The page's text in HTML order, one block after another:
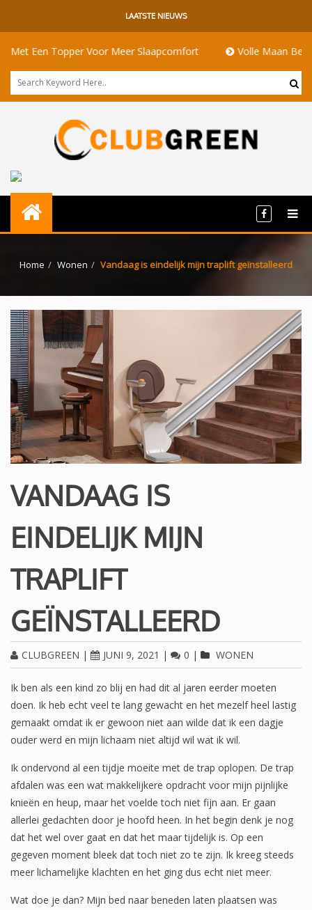
LAATSTE NIEUWS
Topper Voor Meer Slaapcomfort Volle Maan Betekenis:
Home Wonen Vandaag is eindelijk mijn traplift geïnstalleerd
VANDAAG IS
EINDELIJK MIJN
TRAPLIFT
GEÏNSTALLEERD
CLUBGREEN | JUNI 9, 2021 | 0 | WONEN
Ik ben als een kind zo blij en had dit al jaren eerder moeten
doen. Ik heb echt veel te lang gewacht en het mezelf heel lastig
gemaakt omdat ik er gewoon niet aan wilde dat ik een dagje
ouder werd en mijn lichaam niet altijd wil wat ik wil.
Ik ondervond al een tijdje moeite met de trap oplopen. De trap
afdalen was een wat makkelijkere opdracht voor mijn pijnlijke
knieën en heup, maar het voelde toch niet fijn aan. Er gaan
allerlei gedachten door je hoofd heen. In het begin denk je nog
dat het wel over gaat en dat het maar tijdelijk is. Op een
gegeven moment bleek dat toch niet zo te zijn. Ik kreeg steeds
meer lichamelijke klachten en het ging dus echt niet meer.
Wat doe je dan? Mijn bed naar beneden laten plaatsen was